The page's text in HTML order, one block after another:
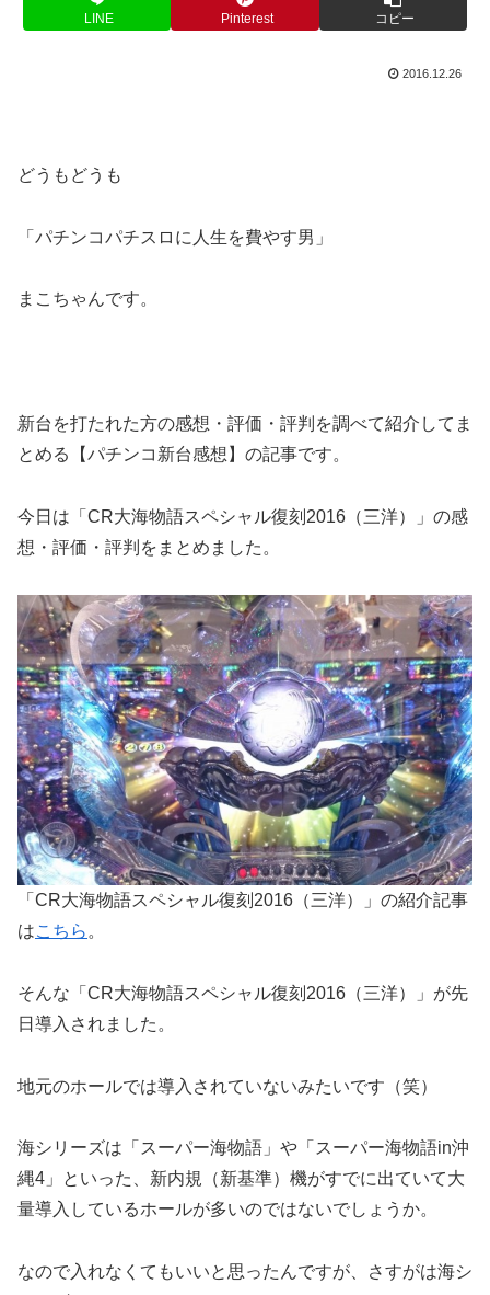
LINE Pinterest コピー
2016.12.26
どうもどうも
「パチンコパチスロに人生を費やす男」
まこちゃんです。
新台を打たれた方の感想・評価・評判を調べて紹介してま
とめる【パチンコ新台感想】の記事です。
今日は「CR大海物語スペシャル復刻2016（三洋）」の感
想・評価・評判をまとめました。
「CR大海物語スペシャル復刻2016（三洋）」の紹介記事
はこちら 。
そんな「CR大海物語スペシャル復刻2016（三洋）」が先
日導入されました。
地元のホールでは導入されていないみたいです（笑）
海シリーズは「スーパー海物語」や「スーパー海物語in沖
縄4」といった、新内規（新基準）機がすでに出ていて大
量導入しているホールが多いのではないでしょうか。
なので入れなくてもいいと思ったんですが、さすがは海シ